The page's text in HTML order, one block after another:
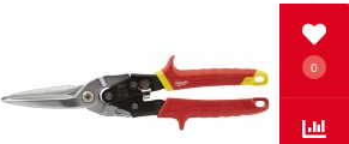
0